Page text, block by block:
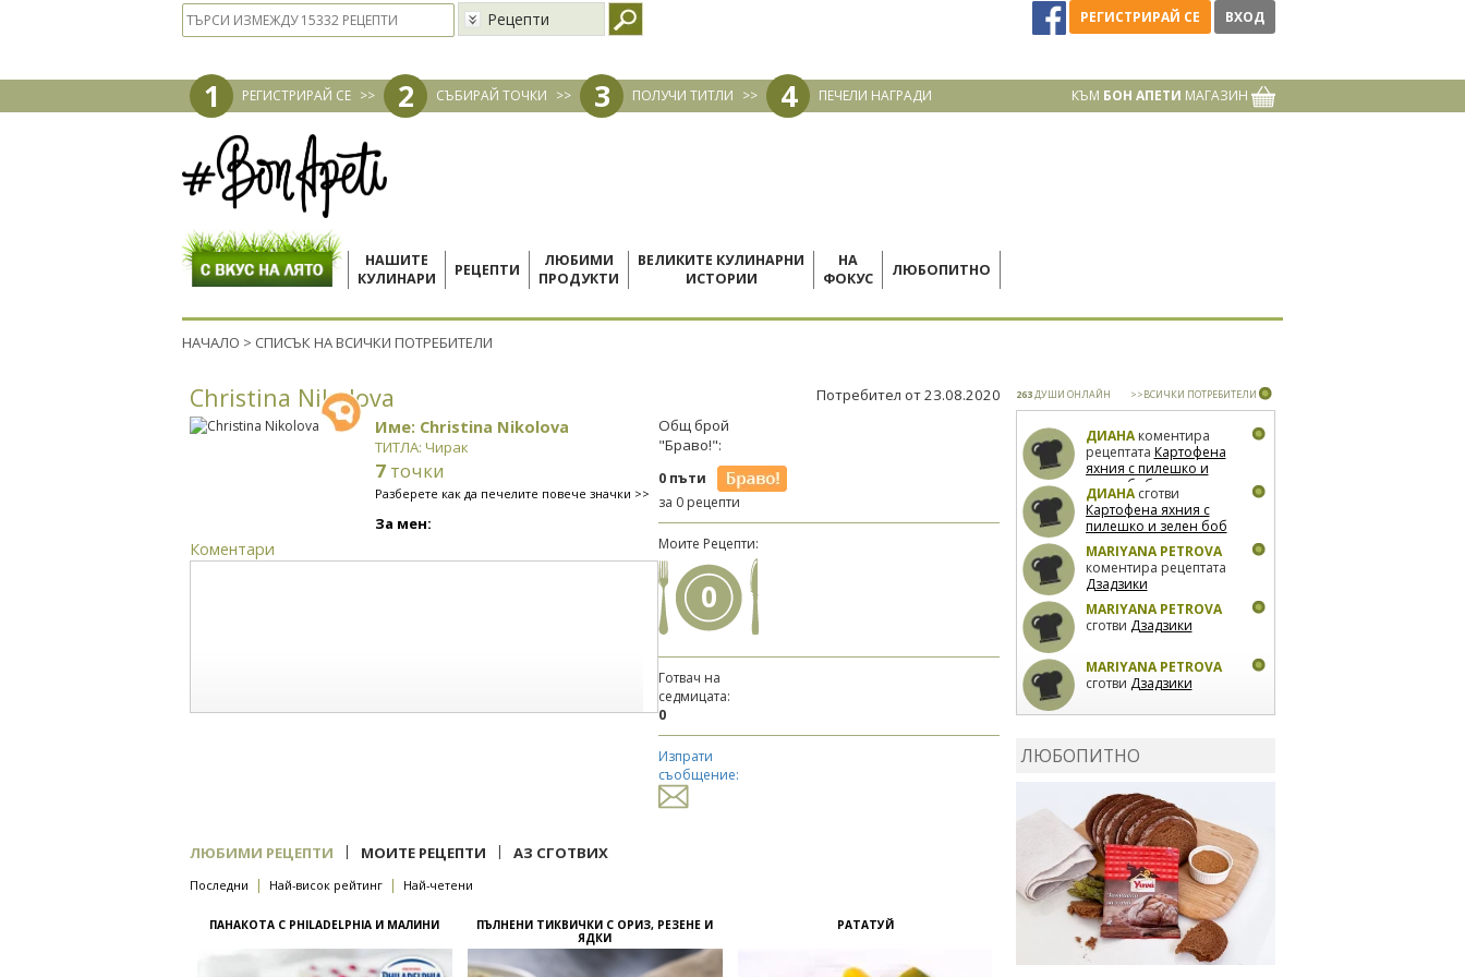
Рецепти РЕГИСТРИРАЙ СЕ ВХОД
1 РЕГИСТРИРАЙ СЕ >> 2 СЪБИРАЙ ТОЧКИ >> 3 ПОЛУЧИ ТИТЛИ >> 4 ПЕЧЕЛИ НАГРАДИ КЪМ БОН АПЕТИ МАГАЗИН
НАШИТЕ
КУЛИНАРИ
РЕЦЕПТИ
ЛЮБИМИ
ПРОДУКТИ
ВЕЛИКИТЕ КУЛИНАРНИ
ИСТОРИИ
НА
ФОКУС
ЛЮБОПИТНО
НАЧАЛО > СПИСЪК НА ВСИЧКИ ПОТРЕБИТЕЛИ
Christina Nikolova Потребител от 23.08.2020
Име: Christina Nikolova
ТИТЛА: Чирак
7 точки
Разберете как да печелите повече значки >>
За мен:
Коментари
Общ брой
"Браво!":
0 пъти
за 0 рецепти
Моите Рецепти:
0
Готвач на
седмицата:
0
Изпрати
съобщение:
ЛЮБИМИ РЕЦЕПТИ | МОИТЕ РЕЦЕПТИ | АЗ СГОТВИХ
Последни | Най-висок рейтинг | Най-четени
ПАНАКОТА С PHILADELPHIA И МАЛИНИ
ПЪЛНЕНИ ТИКВИЧКИ С ОРИЗ, РЕЗЕНЕ И
ЯДКИ
РАТАТУЙ
263ДУШИ ОНЛАЙН >>ВСИЧКИ ПОТРЕБИТЕЛИ
ДИАНАкоментира
рецептата Картофена
яхния с пилешко и
зелен боб
ДИАНАсготви
Картофена яхния с
пилешко и зелен боб
MARIYANA PETROVA
коментира рецептата
Дзадзики
MARIYANA PETROVA
сготви Дзадзики
MARIYANA PETROVA
сготви Дзадзики
фурна
рецептатаСвински
ребра с печени
картофи
ЛЮБОПИТНО